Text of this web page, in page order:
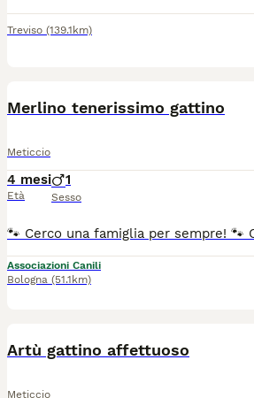
Treviso (139.1km)
Merlino tenerissimo gattino
Meticcio
4 mesi
Età
1
Sesso
Associazioni Canili
Bologna (51.1km)
Artù gattino affettuoso
Meticcio